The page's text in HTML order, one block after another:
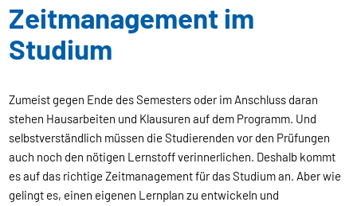
Zeitmanagement im
Studium
Zumeist gegen Ende des Semesters oder im Anschluss daran
stehen Hausarbeiten und Klausuren auf dem Programm. Und
selbstverständlich müssen die Studierenden vor den Prüfungen
auch noch den nötigen Lernstoff verinnerlichen. Deshalb kommt
es auf das richtige Zeitmanagement für das Studium an. Aber wie
gelingt es, einen eigenen Lernplan zu entwickeln und